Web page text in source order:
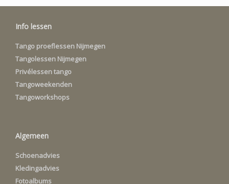
Info lessen
Tango proeflessen Nijmegen
Tangolessen Nijmegen
Privélessen tango
Tangoweekenden
Tangoworkshops
Algemeen
Schoenadvies
Kledingadvies
Fotoalbums